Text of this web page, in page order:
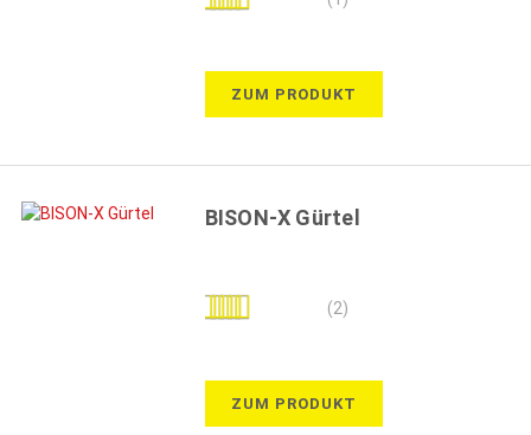
ZUM PRODUKT
BISON-X Gürtel
Bewertung: (2)
ZUM PRODUKT